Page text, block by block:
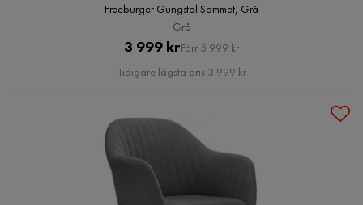
Freeburger Gungstol Sammet, Grå
Grå
Pris
3 999 krOriginal
Pris
Förr 5 999 kr
Tidigare lägsta pris 3 999 kr